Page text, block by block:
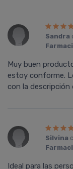
Sandra
Muy buen
estoy conforme.
con la descripción
Silvina
Ideal para las